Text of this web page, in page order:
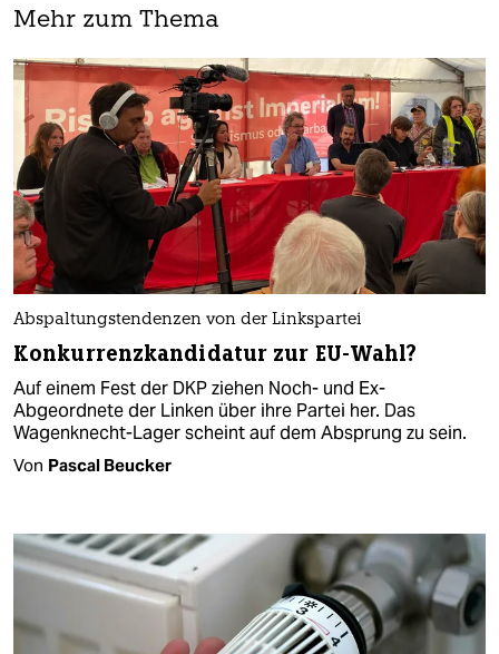
Mehr zum Thema
Abspaltungstendenzen von der Linkspartei
Konkurrenzkandidatur zur EU-Wahl?
Auf einem Fest der DKP ziehen Noch- und Ex-
Abgeordnete der Linken über ihre Partei her. Das
Wagenknecht-Lager scheint auf dem Absprung zu sein.
Von Pascal Beucker